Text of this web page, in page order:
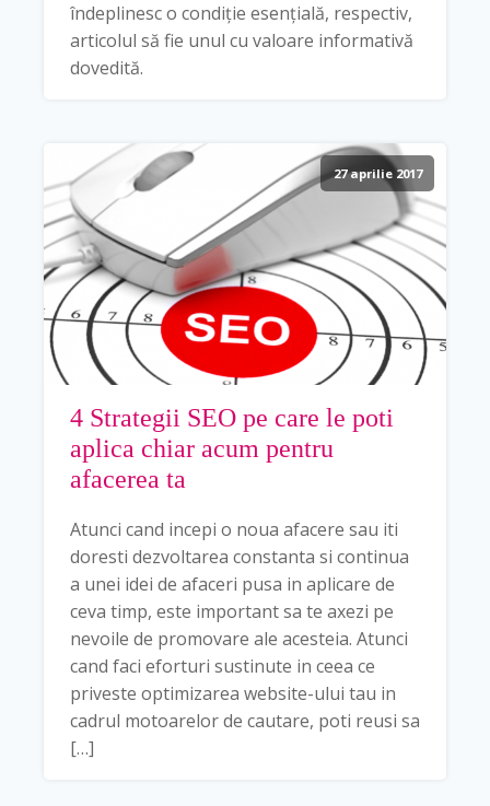
îndeplinesc o condiție esențială, respectiv,
articolul să fie unul cu valoare informativă
dovedită.
27 aprilie 2017
4 Strategii SEO pe care le poti
aplica chiar acum pentru
afacerea ta
Atunci cand incepi o noua afacere sau iti
doresti dezvoltarea constanta si continua
a unei idei de afaceri pusa in aplicare de
ceva timp, este important sa te axezi pe
nevoile de promovare ale acesteia. Atunci
cand faci eforturi sustinute in ceea ce
priveste optimizarea website-ului tau in
cadrul motoarelor de cautare, poti reusi sa
[…]